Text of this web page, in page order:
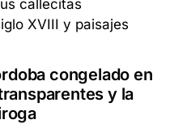
congelado en
y la